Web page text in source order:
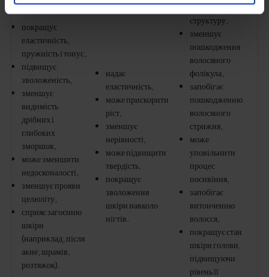
покращує
еластичність,
пружність і тонус,
підвищує
зволоженість,
зменшує
видимість
дрібних і
глибоких
зморшок,
може зменшити
недосконалості,
зменшує прояви
целюліту,
сприяє загоєнню
шкіри
(наприклад, після
акне; шрамів,
розтяжок).
надає
еластичність,
може прискорити
ріст,
зменшує
нерівності,
може підвищити
твердість,
покращує
зволоження
шкіри навколо
нігтів.
надає їм міцну
структуру,
зменшує
пошкодження
волосяного
фолікула,
запобігає
пошкодженню
волосяного
стрижня,
може
уповільнити
процес
посивіння,
запобігає
витонченню
волосся,
покращує стан
шкіри голови,
підвищуючи
рівень її